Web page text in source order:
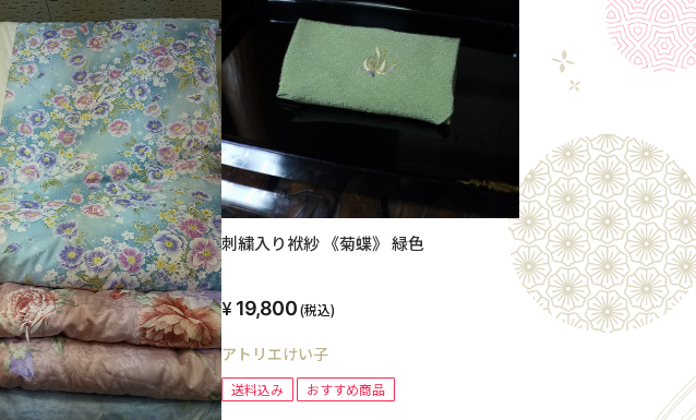
刺繍入り袱紗 《菊蝶》 緑色
19,800(税込)
アトリエけい子
送料込み おすすめ商品